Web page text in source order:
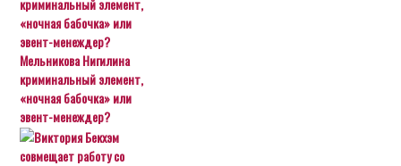
Мельникова Нигилина
криминальный элемент,
«ночная бабочка» или
эвент-менеждер?